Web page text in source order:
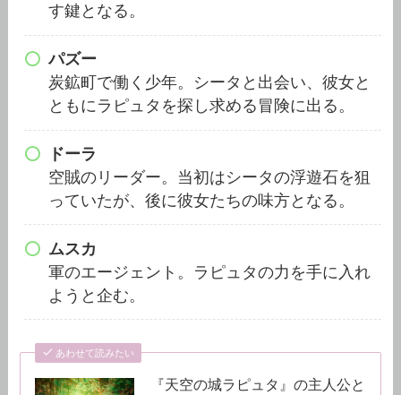
す鍵となる。
パズー
炭鉱町で働く少年。シータと出会い、彼女と
ともにラピュタを探し求める冒険に出る。
ドーラ
空賊のリーダー。当初はシータの浮遊石を狙
っていたが、後に彼女たちの味方となる。
ムスカ
軍のエージェント。ラピュタの力を手に入れ
ようと企む。
あわせて読みたい
『天空の城ラピュタ』の主人公と